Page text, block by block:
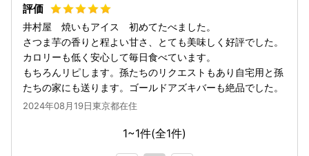
井村屋 焼いもアイス 初めてたべました。
さつま芋の香りと程よい甘さ、とても美味しく好評でした。
カロリーも低く安心して毎日食べています。
もちろんリピします。孫たちのリクエストもあり自宅用と孫
たちの家にも送ります。ゴールドアズキバーも絶品でした。
2024年08月19日東京都在住
1~1件(全1件)